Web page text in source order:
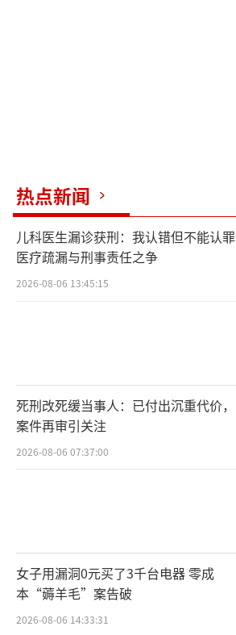
热点新闻
儿科医生漏诊获刑：我认错但不能认罪
医疗疏漏与刑事责任之争
2026-08-06 13:45:15
死刑改死缓当事人：已付出沉重代价，
案件再审引关注
2026-08-06 07:37:00
女子用漏洞0元买了3千台电器 零成
本“薅羊毛”案告破
2026-08-06 14:33:31